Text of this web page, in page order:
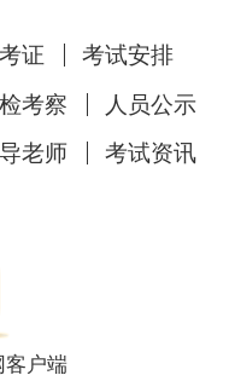
证
考试安排
考察
人员公示
老师
考试资讯
客户端